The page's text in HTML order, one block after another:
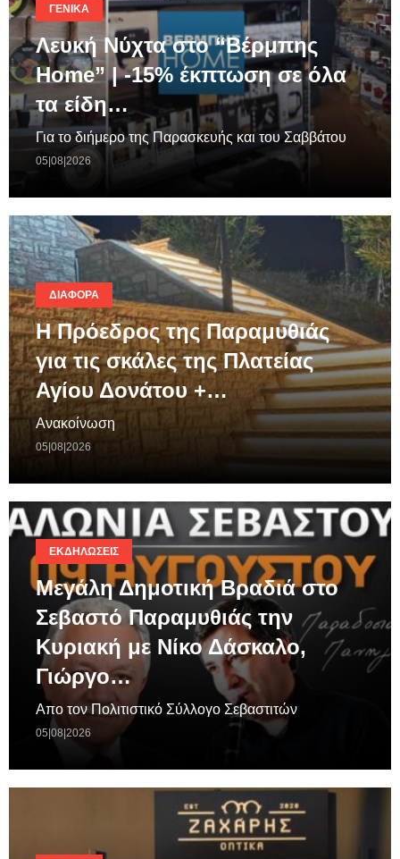
ΓΕΝΙΚΆ
Λευκή Νύχτα στο “Βέρμπης
Home” | -15% έκπτωση σε όλα
τα είδη…
Για το διήμερο της Παρασκευής και του Σαββάτου
05|08|2026
ΔΙΆΦΟΡΑ
Η Πρόεδρος της Παραμυθιάς
για τις σκάλες της Πλατείας
Αγίου Δονάτου +…
Ανακοίνωση
05|08|2026
ΕΚΔΗΛΏΣΕΙΣ
Μεγάλη Δημοτική Βραδιά στο
Σεβαστό Παραμυθιάς την
Κυριακή με Νίκο Δάσκαλο,
Γιώργο…
Απο τον Πολιτιστικό Σύλλογο Σεβαστιτών
05|08|2026